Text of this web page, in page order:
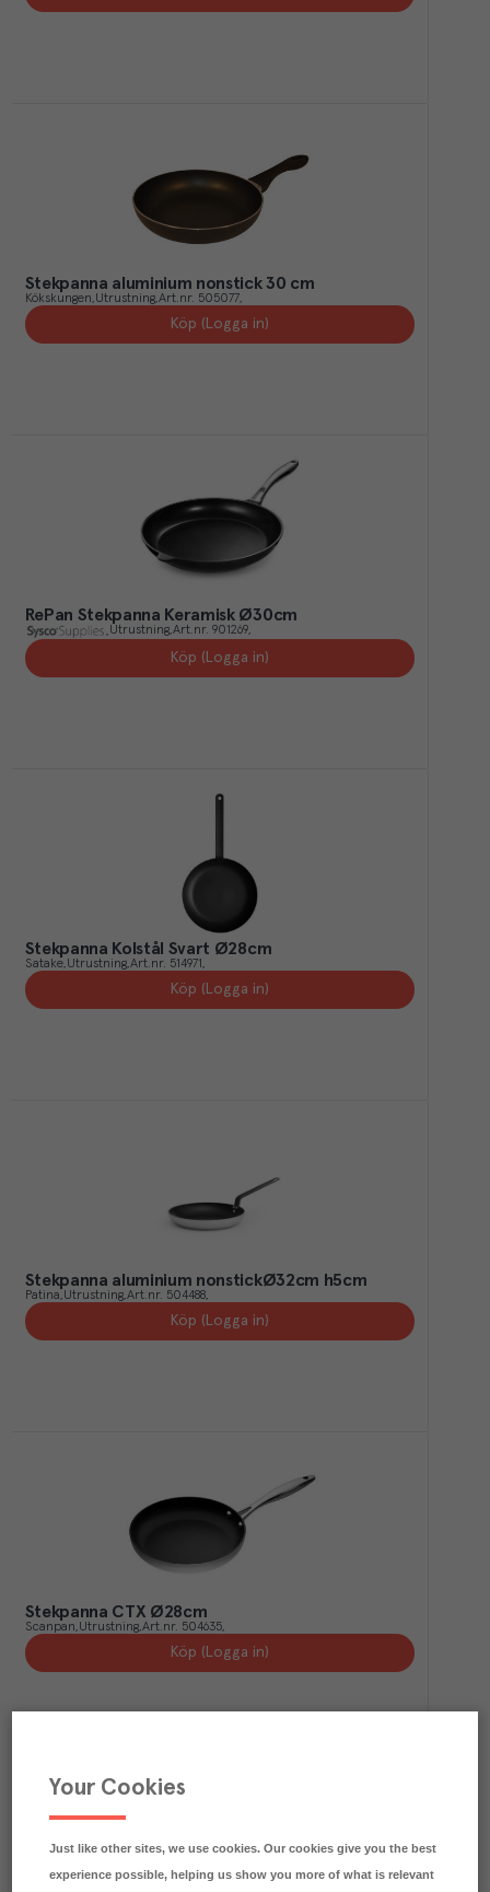
Stekpanna aluminium nonstick 30 cm
Kökskungen Utrustning Art.nr. 505077
Köp (Logga in)
RePan Stekpanna Keramisk Ø30cm
Utrustning Art.nr. 901269
Köp (Logga in)
Stekpanna Kolstål Svart Ø28cm
Satake Utrustning Art.nr. 514971
Köp (Logga in)
Stekpanna aluminium nonstickØ32cm h5cm
Patina Utrustning Art.nr. 504488
Köp (Logga in)
Stekpanna CTX Ø28cm
Scanpan Utrustning Art.nr. 504635
Köp (Logga in)
Your Cookies
Just like other sites, we use cookies. Our cookies give you the best
experience possible, helping us show you more of what is relevant